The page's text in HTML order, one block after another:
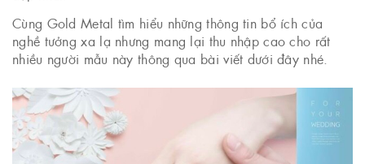
Cùng Gold Metal tìm hiểu những thông tin bổ ích của
nghề tưởng xa lạ nhưng mang lại thu nhập cao cho rất
nhiều người mẫu này thông qua bài viết dưới đây nhé.